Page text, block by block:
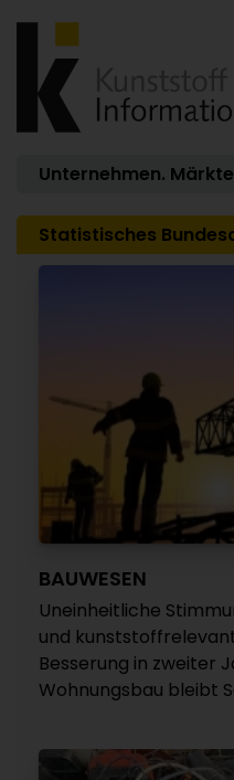
Unternehmen.
Statistisches
BAUWESEN
Uneinheitliche
und
Besserung in zweiter
Wohnungsbau bleibt